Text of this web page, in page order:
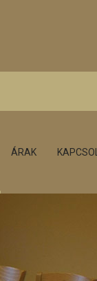
ÁRAK